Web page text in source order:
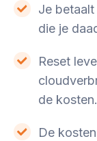
Je
die je
Reset
de kosten.
De